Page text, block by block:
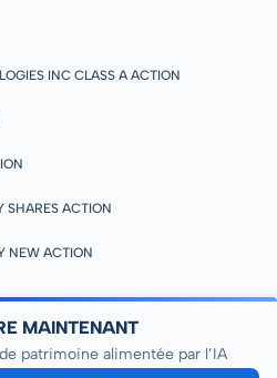
INC CLASS A ACTION
SHARES ACTION
NEW ACTION
MAINTENANT
patrimoine alimentée par l’IA